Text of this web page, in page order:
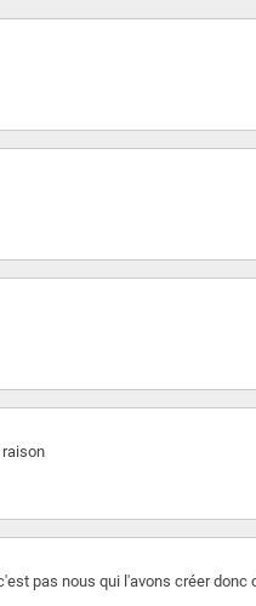
pas nous qui l'avons créer donc